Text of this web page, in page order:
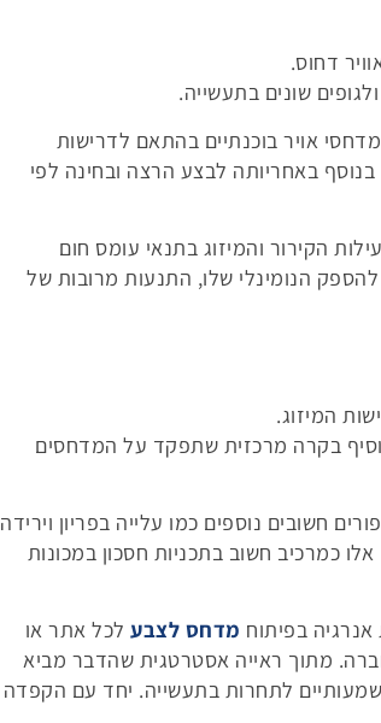
דחוס.
שונים בתעשייה.
אויר בוכנתיים בהתאם לדרישות
באחריותה לבצע הרצה ובחינה לפי
הקירור והמיזוג בתנאי עומס חום
הנומינלי שלו, התנעות מרובות של
המיזוג.
בקרה מרכזית שתפקד על המדחסים
חשובים נוספים כמו עלייה בפריון וירידה
כמרכיב חשוב בתכניות חסכון במכונות
בפיתוח מדחס לצבע לכל אתר או
מתוך ראייה אסטרטגית שהדבר מביא
לתחרות בתעשייה. יחד עם הקפדה